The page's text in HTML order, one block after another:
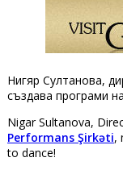
Нигяр Султанова,
създава програми
Nigar Sultanova,
Performans Şirkəti,
to dance!